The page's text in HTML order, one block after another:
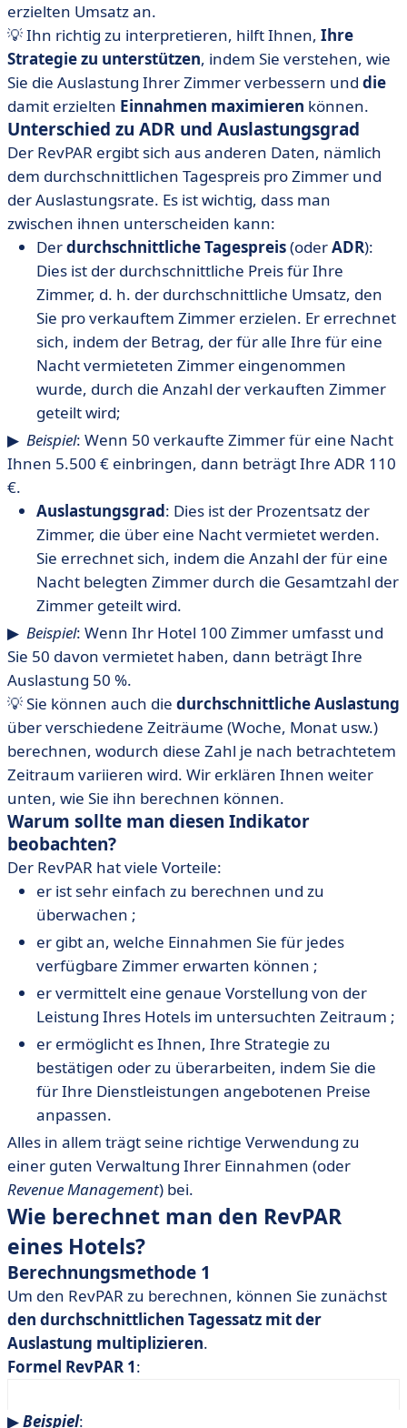
erzielten Umsatz an.
💡 Ihn richtig zu interpretieren, hilft Ihnen, Ihre
Strategie zu unterstützen, indem Sie verstehen, wie
Sie die Auslastung Ihrer Zimmer verbessern und die
damit erzielten Einnahmen maximieren können.
Unterschied zu ADR und Auslastungsgrad
Der RevPAR ergibt sich aus anderen Daten, nämlich
dem durchschnittlichen Tagespreis pro Zimmer und
derAuslastungsrate. Es ist wichtig, dass man
zwischen ihnen unterscheiden kann:
Derdurchschnittliche Tagespreis(oderADR):
Dies ist der durchschnittliche Preis für Ihre
Zimmer, d. h. der durchschnittliche Umsatz, den
Sie pro verkauftem Zimmer erzielen. Er errechnet
sich, indem der Betrag, der für alle Ihre für eine
Nacht vermieteten Zimmer eingenommen
wurde, durch die Anzahl der verkauften Zimmer
geteilt wird;
▶ ︎ Beispiel: Wenn 50 verkaufte Zimmer für eine Nacht
Ihnen 5.500 € einbringen, dann beträgt Ihre ADR 110
€.
Auslastungsgrad: Dies ist der Prozentsatz der
Zimmer, die über eine Nacht vermietet werden.
Sie errechnet sich, indem die Anzahl der für eine
Nacht belegten Zimmer durch die Gesamtzahl der
Zimmer geteilt wird.
▶ ︎ Beispiel: Wenn Ihr Hotel 100 Zimmer umfasst und
Sie 50 davon vermietet haben, dann beträgt Ihre
Auslastung 50 %.
💡 Sie können auch die durchschnittliche Auslastung
über verschiedene Zeiträume (Woche, Monat usw.)
berechnen, wodurch diese Zahl je nach betrachtetem
Zeitraum variieren wird. Wir erklären Ihnen weiter
unten, wie Sie ihn berechnen können.
Warum sollte man diesen Indikator
beobachten?
Der RevPAR hat viele Vorteile:
er ist sehr einfach zu berechnen und zu
überwachen ;
er gibt an, welche Einnahmen Sie für jedes
verfügbare Zimmer erwarten können ;
er vermittelt eine genaue Vorstellung von der
Leistung Ihres Hotels im untersuchten Zeitraum ;
er ermöglicht es Ihnen, Ihre Strategie zu
bestätigen oder zu überarbeiten, indem Sie die
für Ihre Dienstleistungen angebotenen Preise
anpassen.
Alles in allem trägt seine richtige Verwendung zu
einer guten Verwaltung Ihrer Einnahmen (oder
Revenue Management) bei.
Wie berechnet man den RevPAR
eines Hotels?
Berechnungsmethode 1
Um den RevPAR zu berechnen, können Sie zunächst
den durchschnittlichen Tagessatz mit der
Auslastung multiplizieren.
Formel RevPAR 1:
durchschnittlicher Tagessatz (ADR) x
▶︎Beispiel: